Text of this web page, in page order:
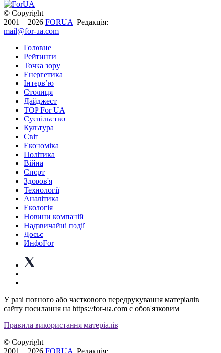
© Copyright
2001—2026 FORUA. Редакція:
mail@for-ua.com
Головне
Рейтинги
Точка зору
Енергетика
Інтерв’ю
Столиця
Дайджест
TOP For UA
Суспiльство
Культура
Світ
Економіка
Політика
Війна
Спорт
Здоров'я
Технології
Аналітика
Екологія
Новини компаній
Надзвичайні події
Досьє
ИнфоFor
У разі повного або часткового передрукування матеріалів
сайту посилання на https://for-ua.com є обов'язковим
Правила використання матеріалів
© Copyright
2001—2026 FORUA. Редакція: